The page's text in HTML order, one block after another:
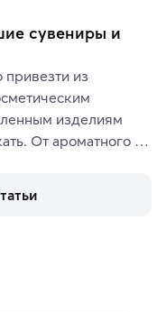
сувениры и
привезти из
изделиям
От ароматного
или себе на